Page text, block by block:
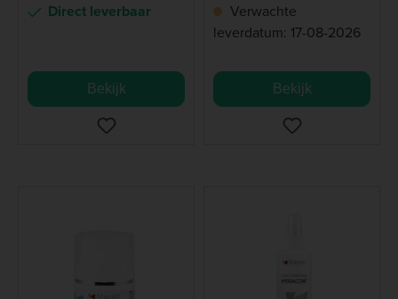
Direct leverbaar
Bekijk
Verwachte
leverdatum: 17-08-2026
Bekijk